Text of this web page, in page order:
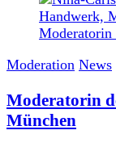
Moderation News
Moderatorin
München